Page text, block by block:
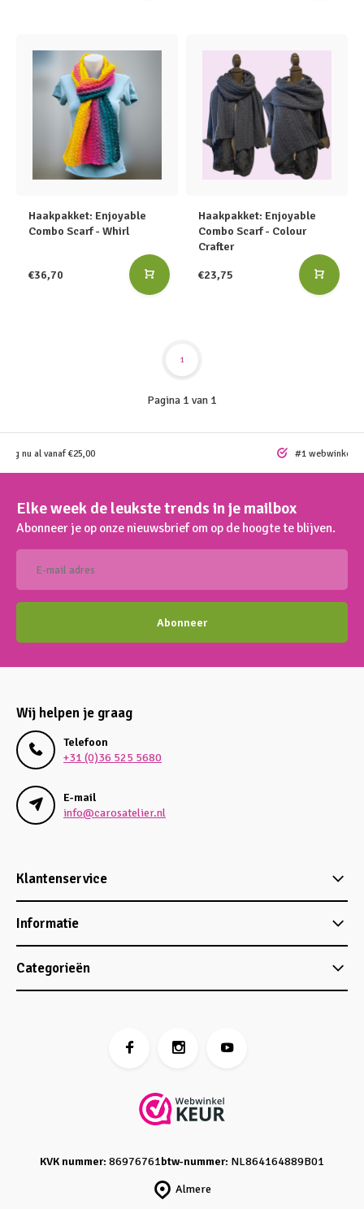
Haakpakket: Enjoyable
Combo Scarf - Whirl
€36,70
Haakpakket: Enjoyable
Combo Scarf - Colour
Crafter
€23,75
Pagina 1 van 1
1
nu al vanaf €25,00 #1 webwinkel
Elke week de leukste trends in je mailbox
Abonneer je op onze nieuwsbrief om op de hoogte te blijven.
Abonneer
Wij helpen je graag
Telefoon
+31 (0)36 525 5680
E-mail
info@carosatelier.nl
Klantenservice
Informatie
Categorieën
Almere
KVK nummer: 86976761btw-nummer: NL864164889B01